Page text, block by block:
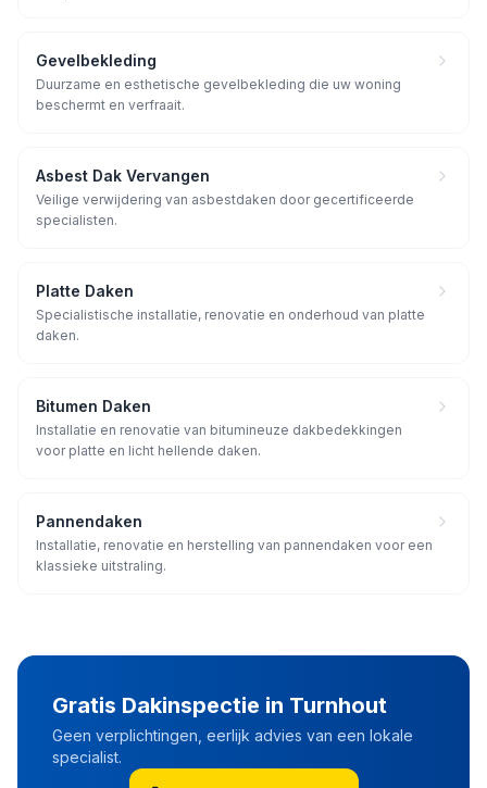
Gevelbekleding
Duurzame en esthetische gevelbekleding die uw woning
beschermt en verfraait.
Asbest Dak Vervangen
Veilige verwijdering van asbestdaken door gecertificeerde
specialisten.
Platte Daken
Specialistische installatie, renovatie en onderhoud van platte
daken.
Bitumen Daken
Installatie en renovatie van bitumineuze dakbedekkingen
voor platte en licht hellende daken.
Pannendaken
Installatie, renovatie en herstelling van pannendaken voor een
klassieke uitstraling.
Gratis Dakinspectie in Turnhout
Geen verplichtingen, eerlijk advies van een lokale
specialist.